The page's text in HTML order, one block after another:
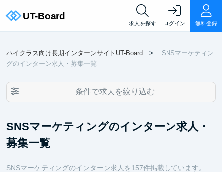
求人を探す ログイン 無料登録
ハイクラス向け長期インターンサイトUT-Board
SNSマーケティン
グのインターン求人・募集一覧
条件で求人を絞り込む
SNSマーケティングのインターン求人・
募集一覧
SNSマーケティングのインターン求人を157件掲載しています。